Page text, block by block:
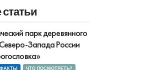
парк деревянного
Запада России
ЧТО ПОСМОТРЕТЬ?